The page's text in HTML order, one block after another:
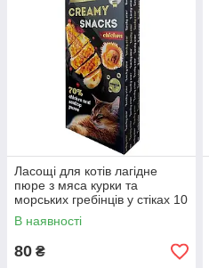
Ласощі для котів лагідне
пюре з мяса курки та
морських гребінців у стіках 10
г 6шт/уп
В наявності
80 ₴